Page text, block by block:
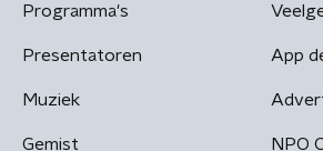
Programma's
Presentatoren
Muziek
Gemist
App
NPO